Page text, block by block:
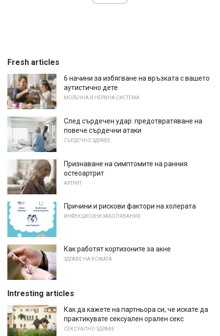
Fresh articles
6 начини за избягване на връзката с вашето
аутистично дете
МОЗЪЧНА И НЕРВНА СИСТЕМА
След сърдечен удар: предотвратяване на
повече сърдечни атаки
СЪРДЕЧНО ЗДРАВЕ
Признаване на симптомите на ранния
остеоартрит
АРТРИТ
Причини и рискови фактори на холерата
ИНФЕКЦИОЗНИ ЗАБОЛЯВАНИЯ
Как работят кортизоните за акне
ЗДРАВЕ НА КОЖАТА
Intresting articles
Как да кажете на партньора си, че искате да
практикувате сексуален орален секс
СЕКСУАЛНО ЗДРАВЕ